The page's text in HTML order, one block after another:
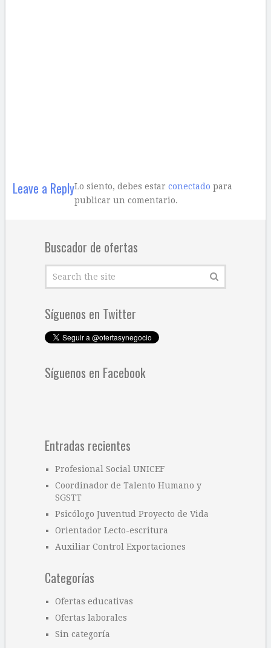
Leave a ReplyLo siento, debes estar conectado para
publicar un comentario.
Buscador de ofertas
Síguenos en Twitter
Síguenos en Facebook
Entradas recientes
Profesional Social UNICEF
Coordinador de Talento Humano y
SGSTT
Psicólogo Juventud Proyecto de Vida
Orientador Lecto-escritura
Auxiliar Control Exportaciones
Categorías
Ofertas educativas
Ofertas laborales
Sin categoría